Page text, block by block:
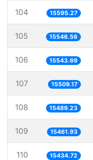
104 15595.27
105 15546.56
106 15543.69
107 15509.17
108 15489.23
109 15461.93
110 15434.72